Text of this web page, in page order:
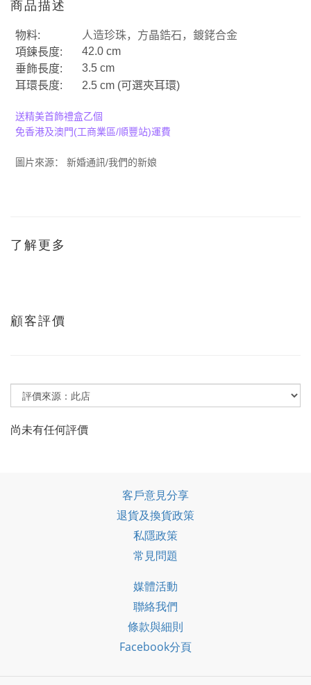
商品描述
物料:
人造珍珠，方晶鋯石，鍍銠合金
項鍊長度:
42.0 cm
垂飾長度:
3.5 cm
耳環長度: 2.5 cm (可選夾耳環)
送精美首飾禮盒乙個
免香港及澳門 (工商業區/順豐站)運費
圖片來源： 新婚通訊/我們的新娘
了解更多
顧客評價
尚未有任何評價
客戶意見分享
退貨及換貨政策
私隱政策
常見問題
媒體活動
聯絡我們
條款與細則
Facebook分頁